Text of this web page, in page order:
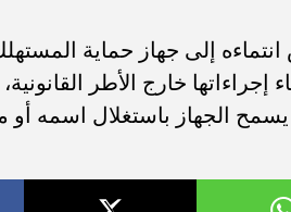
إلى جهاز حماية المستهلك
خارج الأطر
الجهاز باستغلال اسمه أو